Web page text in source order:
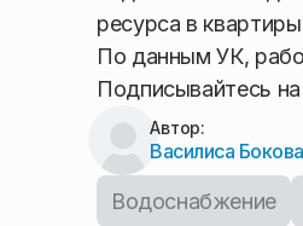
ресурса в
По данным УК,
Подписывайтесь
Автор:
Василиса Бокова
Водоснабжение